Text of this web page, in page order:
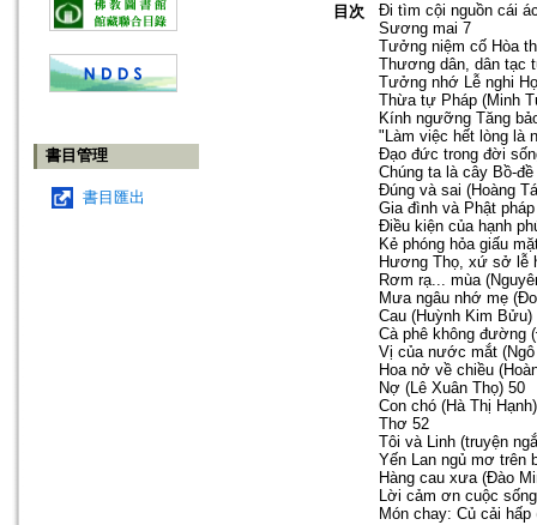
書目管理
書目匯出
目次
Đi tìm cội nguồn cái
Sương mai 7
Tưởng niệm cố Hòa
Thương dân, dân tạc
Tưởng nhớ Lễ nghi
Thừa tự Pháp (Minh
Kính ngưỡng Tăng
"Làm việc hết lòng là
Đạo đức trong đời
Chúng ta là cây Bồ-
Đúng và sai (Hoàng
Gia đình và Phật
Điều kiện của hạnh
Kẻ phóng hỏa giấu
Hương Thọ, xứ sở lễ
Rơm rạ... mùa
Mưa ngâu nhớ mẹ
Cau (Huỳnh Kim Bửu)
Cà phê không đường
Vị của nước mắt
Hoa nở về chiều
Nợ (Lê Xuân Thọ) 50
Con chó (Hà Thị
Thơ 52
Tôi và Linh (truyện
Yến Lan ngủ mơ trên
Hàng cau xưa (Đào
Lời cảm ơn cuộc
Món chay: Củ cải hấp